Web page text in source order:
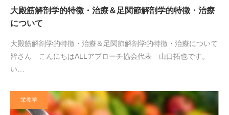
大殿筋解剖学的特徴・治療＆足関節解剖学的特徴・治療
について
大殿筋解剖学的特徴・治療＆足関節解剖学的特徴・治療について
皆さん こんにちはALLアプローチ協会代表 山口拓也です。
い…
栄養学